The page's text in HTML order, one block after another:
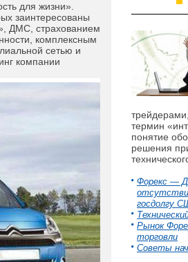
для жизни».
заинтересованы
ДМС, страхованием
комплексным
сетью и
компании
термин
понятие
решения
Форекс —
госдолгу
Рынок
торговли
Советы